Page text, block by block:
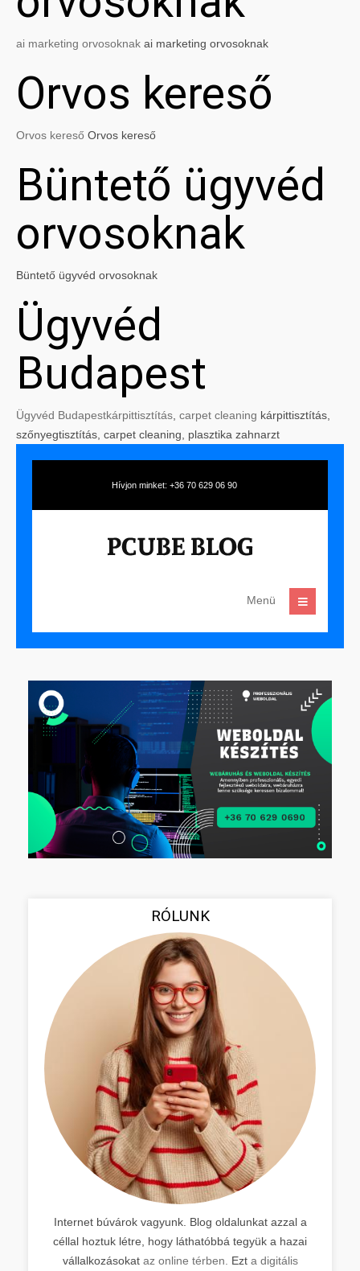
ai marketing orvosoknak ai marketing orvosoknak
Orvos kereső
Orvos kereső Orvos kereső
Büntető ügyvéd
orvosoknak
Büntető ügyvéd orvosoknak
Ügyvéd
Budapest
Ügyvéd Budapestkárpittisztítás carpet cleaning kárpittisztítás,
szőnyegtisztítás, carpet cleaning, plasztika zahnarzt
Hívjon minket: +36 70 629 06 90
Menü
RÓLUNK
Internet búvárok vagyunk. Blog oldalunkat azzal a
céllal hoztuk létre, hogy láthatóbbá tegyük a hazai
vállalkozásokat az online térben. Ezt a digitális